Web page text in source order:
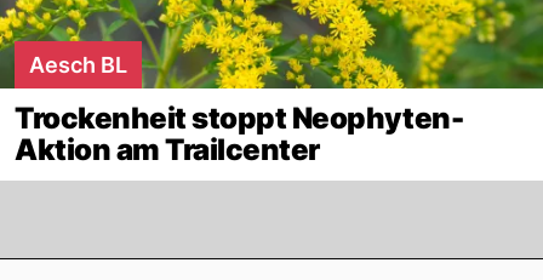
Aesch BL
Trockenheit stoppt Neophyten-
Aktion am Trailcenter